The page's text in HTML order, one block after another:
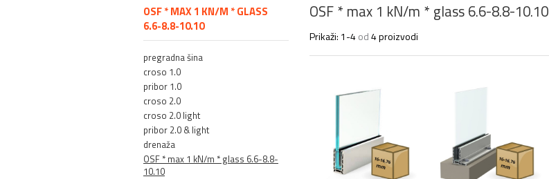
OSF * max 1 kN/m * glass 6.6-8.8-10.10
OSF * MAX 1 KN/M * GLASS
6.6-8.8-10.10
pregradna šina
croso 1.0
pribor 1.0
croso 2.0
croso 2.0 light
pribor 2.0 & light
drenaža
OSF * max 1 kN/m * glass 6.6-8.8-
10.10
Prikaži: 1-4od4proizvodi